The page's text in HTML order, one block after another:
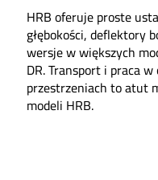
HRB oferuje proste
głębokości, deflektory
wersje w większych
DR. Transport i praca
przestrzeniach to atut
modeli HRB.